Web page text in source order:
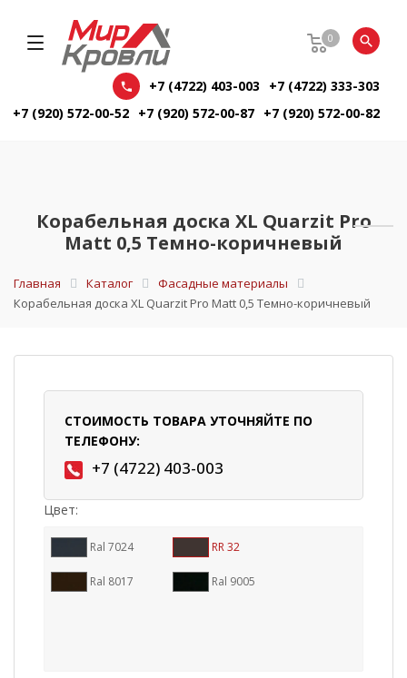
0
+7 (4722) 403-003
+7 (4722) 333-303
+7 (920) 572-00-52 +7 (920) 572-00-87 +7 (920) 572-00-82
Корабельная доска XL Quarzit Pro
Matt 0,5 Темно-коричневый
Главная Каталог
Фасадные материалы
Корабельная доска XL Quarzit Pro Matt 0,5 Темно-коричневый
СТОИМОСТЬ ТОВАРА УТОЧНЯЙТЕ ПО
ТЕЛЕФОНУ:
+7 (4722) 403-003
Цвет:
Ral 7024 RR 32
Ral 8017 Ral 9005